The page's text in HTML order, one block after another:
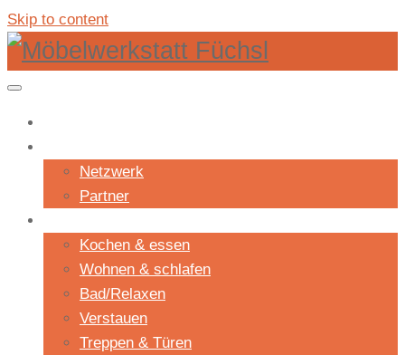
Skip to content
Netzwerk
Partner
Kochen & essen
Wohnen & schlafen
Bad/Relaxen
Verstauen
Treppen & Türen